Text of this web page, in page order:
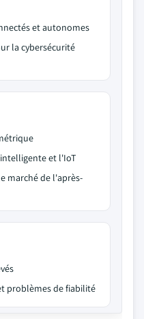
et autonomes
la cybersécurité
et l'IoT
marché de l'après-
problèmes de fiabilité